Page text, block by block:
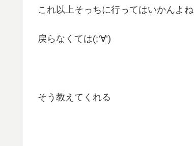
これ以上そっちに行ってはいかんよね
戻らなくては(;’∀’)
そう教えてくれる